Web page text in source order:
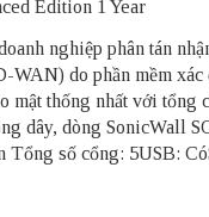
Edition 1 Year
nghiệp phân tán
WAN) do phần mềm
mật thống nhất với tổng
dòng SonicWall
số cổng: 5USB: